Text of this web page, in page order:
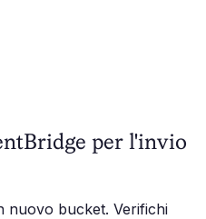
per l'invio
nuovo bucket. Verifichi